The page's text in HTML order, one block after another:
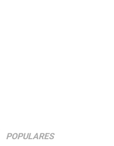
POPULARES